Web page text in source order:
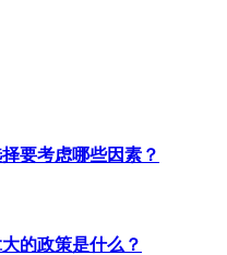
要考虑哪些因素？
的政策是什么？